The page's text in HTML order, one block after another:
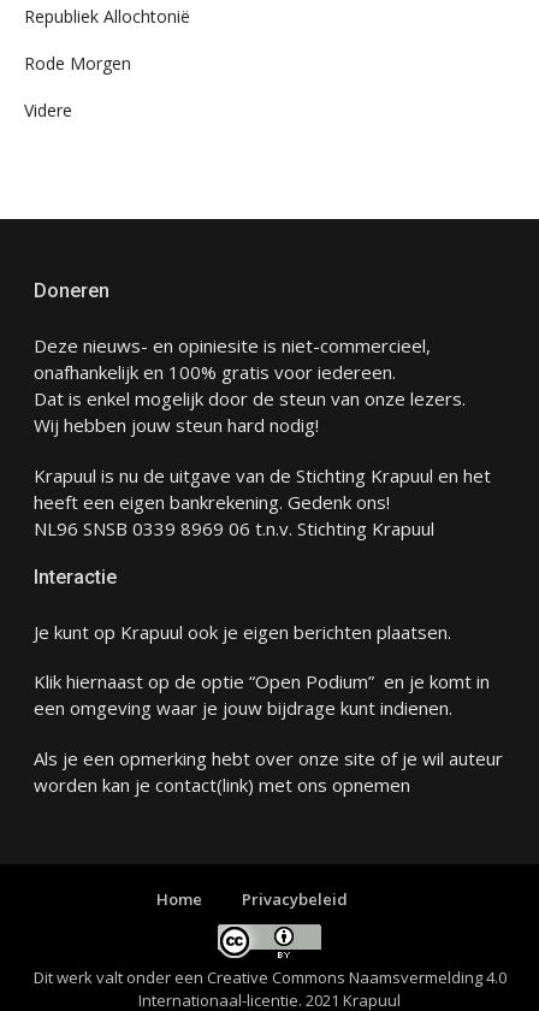
Republiek Allochtonië
Rode Morgen
Videre
Doneren
Deze nieuws- en opiniesite is niet-commercieel,
onafhankelijk en 100% gratis voor iedereen.
Dat is enkel mogelijk door de steun van onze lezers.
Wij hebben jouw steun hard nodig!
Krapuul is nu de uitgave van de Stichting Krapuul en het
heeft een eigen bankrekening. Gedenk ons!
NL96 SNSB 0339 8969 06 t.n.v. Stichting Krapuul
Interactie
Je kunt op Krapuul ook je eigen berichten plaatsen.
Klik hiernaast op de optie “Open Podium” en je komt in
een omgeving waar je jouw bijdrage kunt indienen.
Als je een opmerking hebt over onze site of je wil auteur
worden kan je contact(link) met ons opnemen
Home Privacybeleid
Dit werk valt onder een Creative Commons Naamsvermelding 4.0
Internationaal-licentie. 2021 Krapuul